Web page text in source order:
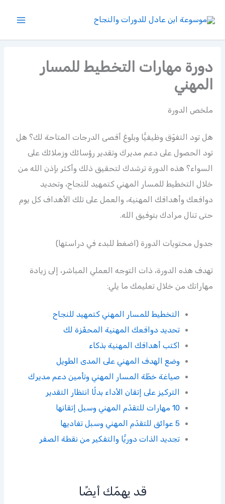
المحتوى
دورة مهارات التخطيط للمسار
المهني
ملخص الدورة
هل تود التفوّق وظيفيًّا وبلوغ أقصى الدرجات المتاحة لك؟ هل
تود الحصول على دعم مديرك وتقدير رؤسائك وزملائك على
السواء؟ هذه الدورة ترشدك لتحقيق ذلك وأكثر بإذن الله من
خلال التخطيط للمسار المهني كتمهيد للنجاح، وتحديد
دوافعك وأهدافك المهنية، والعمل على تلك الأهداف كل يوم
حتى تنال مرادك بتوفيق الله.
جدول محتويات الدورة (اضغط للبدء في دراستها)
تهدف هذه الدورة، ذات التوجه العملي المباشر، إلى زيادة
مهاراتك من خلال تعليمك ما يلي:
التخطيط للمسار المهني كتمهيد للنجاح
تحديد دوافعك المهنية المحفّزة لك
اكتب أهدافك المهنية بذكاء
وضع الهدف المهني على المدى الطويل
صياغة خطّة المسار المهني وتأمين دعم مديرك
التركيز على إتقان الأداء بدلًا انتظار التقدير
10 مهارات للتقدّم المهني وسبل إتقانها
5 عوائق للتقدّم المهني وسبل تفاديها
تجديد الذات دوريًّا والتفكير من نقطة الصفر
قد يهمّك أيضًا